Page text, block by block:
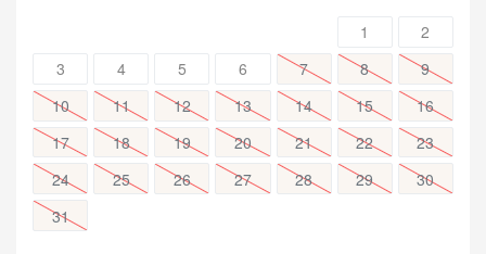
1
2
3
4 5 6 7 8
9
10
11 12 13 14 15
16
17
18 19 20 21 22
23
24
25 26 27 28 29
30
31